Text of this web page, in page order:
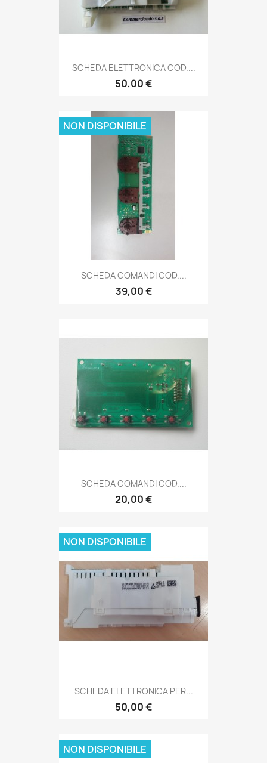
SCHEDA ELETTRONICA COD....
50,00 €
SCHEDA COMANDI COD....
39,00 €
NON DISPONIBILE
SCHEDA COMANDI COD....
20,00 €
SCHEDA ELETTRONICA PER...
50,00 €
NON DISPONIBILE
NON DISPONIBILE